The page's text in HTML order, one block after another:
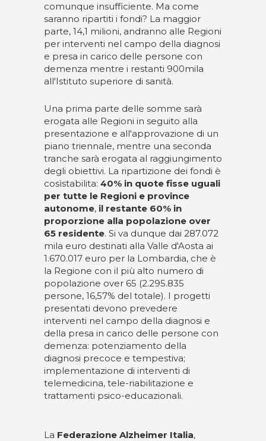
comunque insufficiente. Ma come
saranno ripartiti i fondi? La maggior
parte, 14,1 milioni, andranno alle Regioni
per interventi nel campo della diagnosi
e presa in carico delle persone con
demenza mentre i restanti 900mila
all'Istituto superiore di sanità.
Una prima parte delle somme sarà
erogata alle Regioni in seguito alla
presentazione e all'approvazione di un
piano triennale, mentre una seconda
tranche sarà erogata al raggiungimento
degli obiettivi. La ripartizione dei fondi è
cosìstabilita: 40% in quote fisse uguali
per tutte le Regioni e province
autonome, il restante 60% in
proporzione alla popolazione over
65 residente. Si va dunque dai 287.072
mila euro destinati alla Valle d'Aosta ai
1.670.017 euro per la Lombardia, che è
la Regione con il più alto numero di
popolazione over 65 (2.295.835
persone, 16,57% del totale). I progetti
presentati devono prevedere
interventi nel campo della diagnosi e
della presa in carico delle persone con
demenza: potenziamento della
diagnosi precoce e tempestiva;
implementazione di interventi di
telemedicina, tele-riabilitazione e
trattamenti psico-educazionali.
La Federazione Alzheimer Italia,